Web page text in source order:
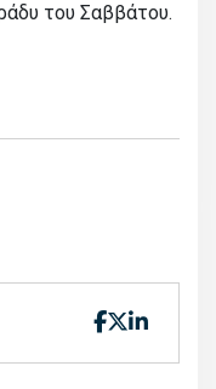
του Σαββάτου.